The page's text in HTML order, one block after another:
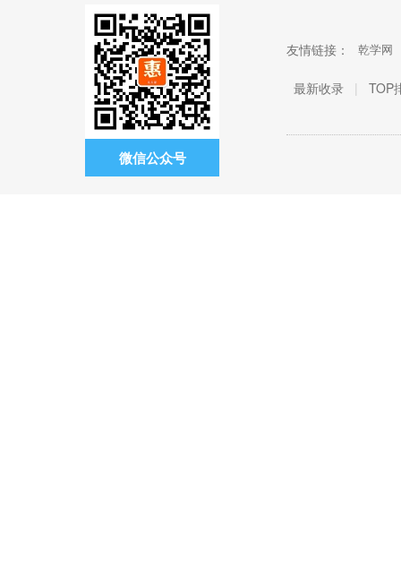
微信公众号
友情链接： 乾学网
最新收录 | TOP